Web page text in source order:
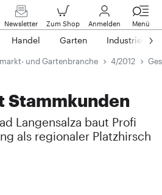
Newsletter Zum Shop Anmelden Menü
Handel Garten Industrie
und Gartenbranche 4/2012
Stammkunden
Langensalza baut Profi
als regionaler Platzhirsch